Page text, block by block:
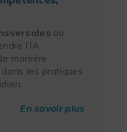
ou
l’IA
manière
les pratiques
En savoir plus